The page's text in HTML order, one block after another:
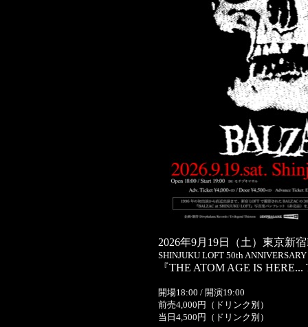
2026年9月19日（土）東京新
SHINJUKU LOFT 50th ANNIVERSARY
『THE ATOM AGE IS
開場18:00 / 開演19:00
前売4,000円（ドリンク別）
当日4,500円（ドリンク別）